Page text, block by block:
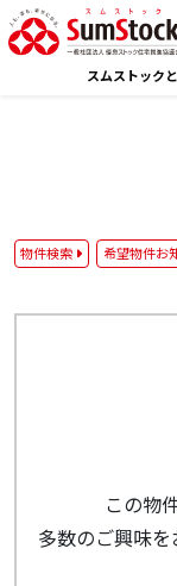
スムストック
物件検索 希望物件お
この物
多数のご興味